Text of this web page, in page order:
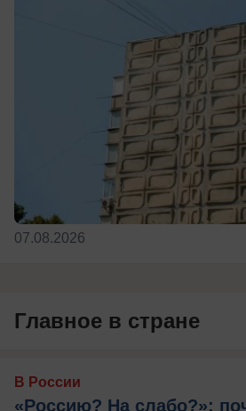
07.08.2026
Главное в стране
В России
«Россию? На слабо?»: